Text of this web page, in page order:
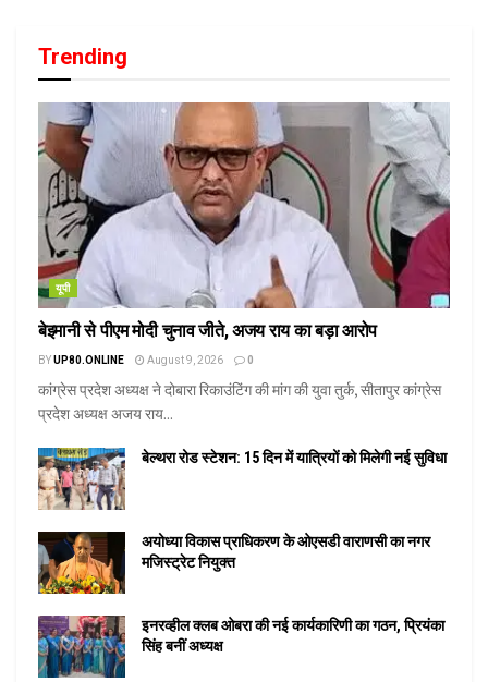
Trending
यूपी
बेइमानी से पीएम मोदी चुनाव जीते, अजय राय का बड़ा आरोप
BYUP80.ONLINE August 9, 2026 0
कांग्रेस प्रदेश अध्यक्ष ने दोबारा रिकाउंटिंग की मांग की युवा तुर्क, सीतापुर कांग्रेस
प्रदेश अध्यक्ष अजय राय...
बेल्थरा रोड स्टेशन: 15 दिन में यात्रियों को मिलेगी नई सुविधा
अयोध्या विकास प्राधिकरण के ओएसडी वाराणसी का नगर
मजिस्ट्रेट नियुक्त
इनरव्हील क्लब ओबरा की नई कार्यकारिणी का गठन, प्रियंका
सिंह बनीं अध्यक्ष